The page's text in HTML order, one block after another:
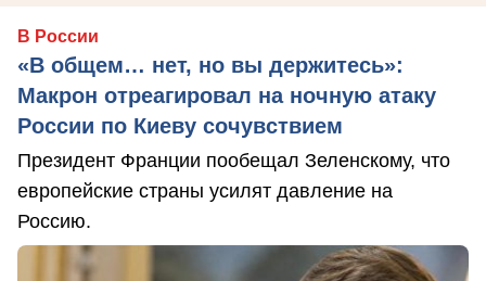
В России
«В общем… нет, но вы держитесь»:
Макрон отреагировал на ночную атаку
России по Киеву сочувствием
Президент Франции пообещал Зеленскому, что
европейские страны усилят давление на
Россию.